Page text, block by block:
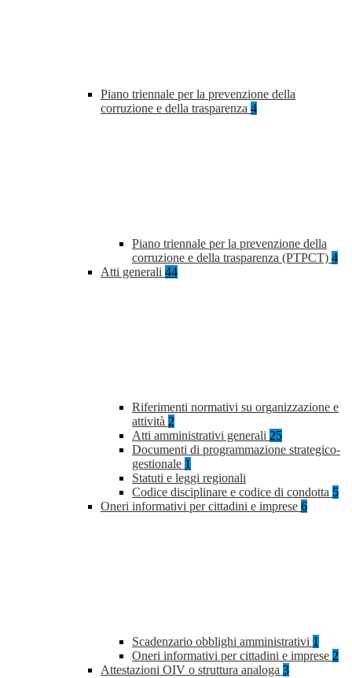
Piano triennale per la prevenzione della
corruzione e della trasparenza 4
Piano triennale per la prevenzione della
corruzione e della trasparenza (PTPCT) 4
Atti generali 44
Riferimenti normativi su organizzazione e
attività 2
Atti amministrativi generali 25
Documenti di programmazione strategico-
gestionale 1
Statuti e leggi regionali
Codice disciplinare e codice di condotta 5
Oneri informativi per cittadini e imprese 6
Scadenzario obblighi amministrativi 1
Oneri informativi per cittadini e imprese 2
Attestazioni OIV o struttura analoga 3